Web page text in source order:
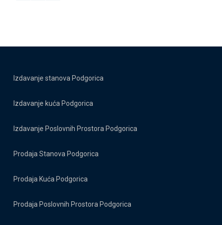
Izdavanje stanova Podgorica
Izdavanje kuća Podgorica
Izdavanje Poslovnih Prostora Podgorica
Prodaja Stanova Podgorica
Prodaja Kuća Podgorica
Prodaja Poslovnih Prostora Podgorica